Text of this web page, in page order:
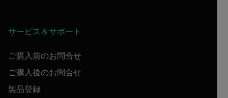
サービス＆サポート
ご購入前のお問合せ
ご購入後のお問合せ
製品登録